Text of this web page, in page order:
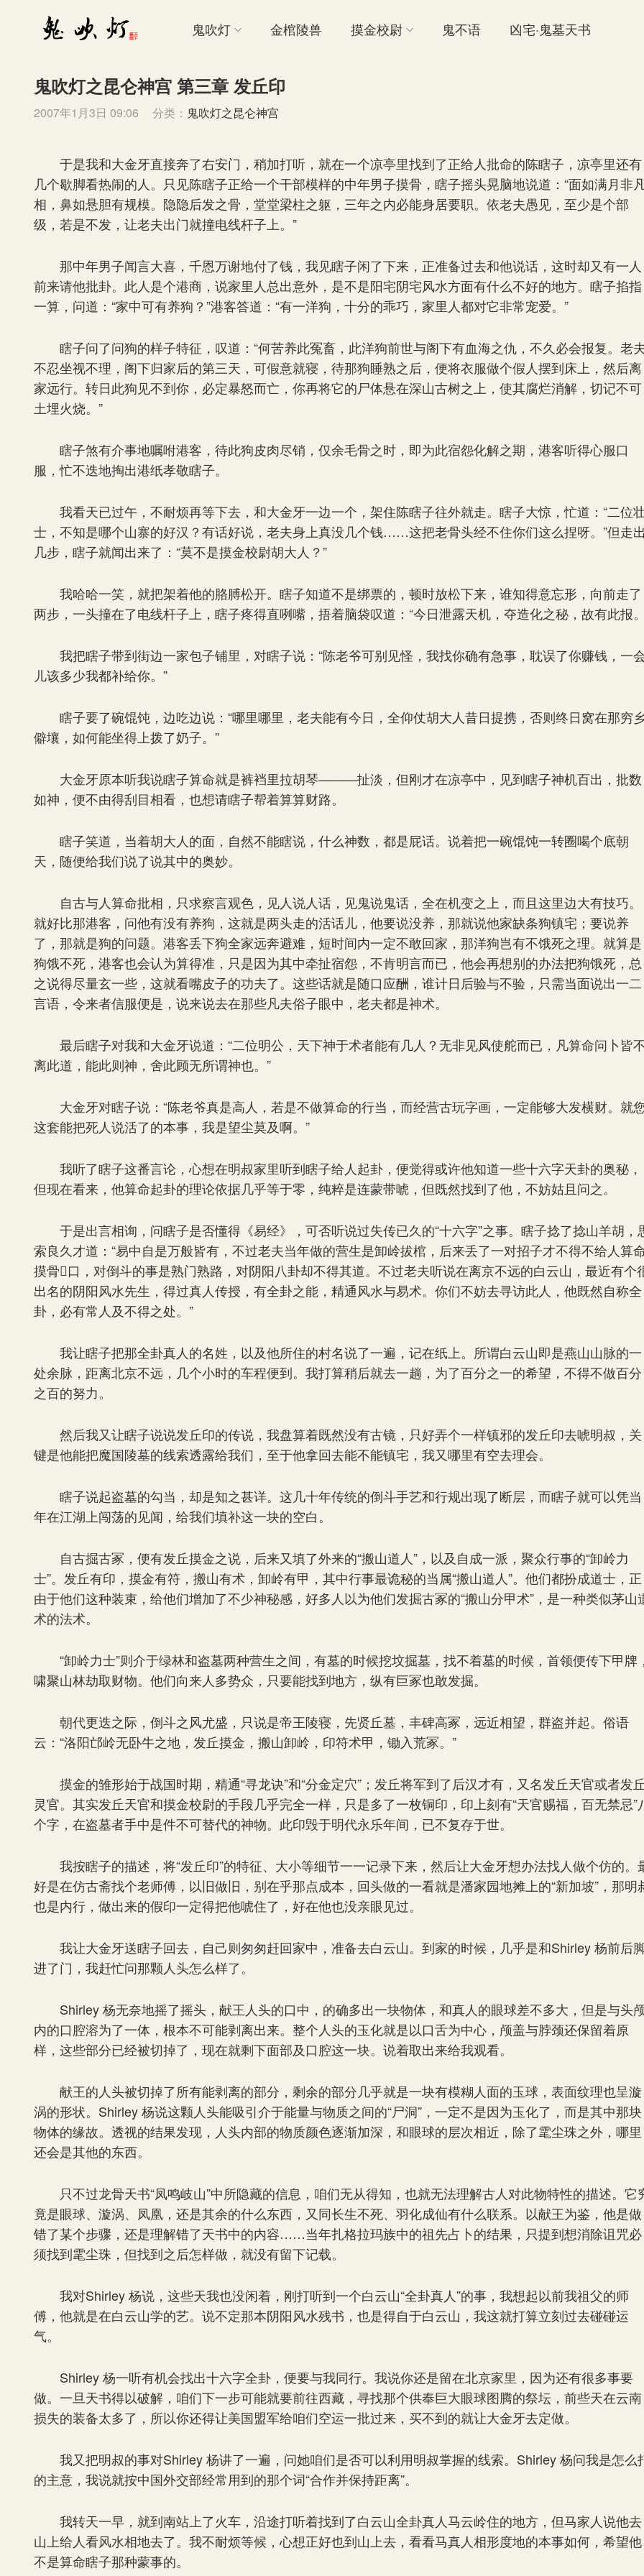
鬼吹灯 金棺陵兽 摸金校尉 鬼不语 凶宅·鬼墓天书
鬼吹灯之昆仑神宫 第三章 发丘印
2007年1月3日 09:06 分类： 鬼吹灯之昆仑神宫
于是我和大金牙直接奔了右安门，稍加打听，就在一个凉亭里找到了正给人批命的陈瞎子，凉亭里还有
几个歇脚看热闹的人。只见陈瞎子正给一个干部模样的中年男子摸骨，瞎子摇头晃脑地说道：“面如满月非
相，鼻如悬胆有规模。隐隐后发之骨，堂堂梁柱之躯，三年之内必能身居要职。依老夫愚见，至少是个部
级，若是不发，让老夫出门就撞电线杆子上。”
那中年男子闻言大喜，千恩万谢地付了钱，我见瞎子闲了下来，正准备过去和他说话，这时却又有一人
前来请他批卦。此人是个港商，说家里人总出意外，是不是阳宅阴宅风水方面有什么不好的地方。瞎子掐指
一算，问道：“家中可有养狗？”港客答道：“有一洋狗，十分的乖巧，家里人都对它非常宠爱。”
瞎子问了问狗的样子特征，叹道：“何苦养此冤畜，此洋狗前世与阁下有血海之仇，不久必会报复。老
不忍坐视不理，阁下归家后的第三天，可假意就寝，待那狗睡熟之后，便将衣服做个假人摆到床上，然后离
家远行。转日此狗见不到你，必定暴怒而亡，你再将它的尸体悬在深山古树之上，使其腐烂消解，切记不可
土埋火烧。”
瞎子煞有介事地嘱咐港客，待此狗皮肉尽销，仅余毛骨之时，即为此宿怨化解之期，港客听得心服口
服，忙不迭地掏出港纸孝敬瞎子。
我看天已过午，不耐烦再等下去，和大金牙一边一个，架住陈瞎子往外就走。瞎子大惊，忙道：“二位
士，不知是哪个山寨的好汉？有话好说，老夫身上真没几个钱……这把老骨头经不住你们这么捏呀。”但走
几步，瞎子就闻出来了：“莫不是摸金校尉胡大人？”
我哈哈一笑，就把架着他的胳膊松开。瞎子知道不是绑票的，顿时放松下来，谁知得意忘形，向前走了
两步，一头撞在了电线杆子上，瞎子疼得直咧嘴，捂着脑袋叹道：“今日泄露天机，夺造化之秘，故有此报
我把瞎子带到街边一家包子铺里，对瞎子说：“陈老爷可别见怪，我找你确有急事，耽误了你赚钱，一
儿该多少我都补给你。”
瞎子要了碗馄饨，边吃边说：“哪里哪里，老夫能有今日，全仰仗胡大人昔日提携，否则终日窝在那穷
僻壤，如何能坐得上拨了奶子。”
大金牙原本听我说瞎子算命就是裤裆里拉胡琴———扯淡，但刚才在凉亭中，见到瞎子神机百出，批数
如神，便不由得刮目相看，也想请瞎子帮着算算财路。
瞎子笑道，当着胡大人的面，自然不能瞎说，什么神数，都是屁话。说着把一碗馄饨一转圈喝个底朝
天，随便给我们说了说其中的奥妙。
自古与人算命批相，只求察言观色，见人说人话，见鬼说鬼话，全在机变之上，而且这里边大有技巧。
就好比那港客，问他有没有养狗，这就是两头走的活话儿，他要说没养，那就说他家缺条狗镇宅；要说养
了，那就是狗的问题。港客丢下狗全家远奔避难，短时间内一定不敢回家，那洋狗岂有不饿死之理。就算是
狗饿不死，港客也会认为算得准，只是因为其中牵扯宿怨，不肯明言而已，他会再想别的办法把狗饿死，总
之说得尽量玄一些，这就看嘴皮子的功夫了。这些话就是随口应酬，谁计日后验与不验，只需当面说出一二
言语，令来者信服便是，说来说去在那些凡夫俗子眼中，老夫都是神术。
最后瞎子对我和大金牙说道：“二位明公，天下神于术者能有几人？无非见风使舵而已，凡算命问卜皆
离此道，能此则神，舍此顾无所谓神也。”
大金牙对瞎子说：“陈老爷真是高人，若是不做算命的行当，而经营古玩字画，一定能够大发横财。就
这套能把死人说活了的本事，我是望尘莫及啊。”
我听了瞎子这番言论，心想在明叔家里听到瞎子给人起卦，便觉得或许他知道一些十六字天卦的奥秘，
但现在看来，他算命起卦的理论依据几乎等于零，纯粹是连蒙带唬，但既然找到了他，不妨姑且问之。
于是出言相询，问瞎子是否懂得《易经》，可否听说过失传已久的“十六字”之事。瞎子捻了捻山羊胡，
索良久才道：“易中自是万般皆有，不过老夫当年做的营生是卸岭拔棺，后来丢了一对招子才不得不给人算
摸骨口，对倒斗的事是熟门熟路，对阴阳八卦却不得其道。不过老夫听说在离京不远的白云山，最近有个
出名的阴阳风水先生，得过真人传授，有全卦之能，精通风水与易术。你们不妨去寻访此人，他既然自称全
卦，必有常人及不得之处。”
我让瞎子把那全卦真人的名姓，以及他所住的村名说了一遍，记在纸上。所谓白云山即是燕山山脉的一
处余脉，距离北京不远，几个小时的车程便到。我打算稍后就去一趟，为了百分之一的希望，不得不做百分
之百的努力。
然后我又让瞎子说说发丘印的传说，我盘算着既然没有古镜，只好弄个一样镇邪的发丘印去唬明叔，关
键是他能把魔国陵墓的线索透露给我们，至于他拿回去能不能镇宅，我又哪里有空去理会。
瞎子说起盗墓的勾当，却是知之甚详。这几十年传统的倒斗手艺和行规出现了断层，而瞎子就可以凭当
年在江湖上闯荡的见闻，给我们填补这一块的空白。
自古掘古冢，便有发丘摸金之说，后来又填了外来的“搬山道人”，以及自成一派，聚众行事的“卸岭力
士”。发丘有印，摸金有符，搬山有术，卸岭有甲，其中行事最诡秘的当属“搬山道人”。他们都扮成道士，正
由于他们这种装束，给他们增加了不少神秘感，好多人以为他们发掘古冢的“搬山分甲术”，是一种类似茅山
术的法术。
“卸岭力士”则介于绿林和盗墓两种营生之间，有墓的时候挖坟掘墓，找不着墓的时候，首领便传下甲牌
啸聚山林劫取财物。他们向来人多势众，只要能找到地方，纵有巨冢也敢发掘。
朝代更迭之际，倒斗之风尤盛，只说是帝王陵寝，先贤丘墓，丰碑高冢，远近相望，群盗并起。俗语
云：“洛阳邙岭无卧牛之地，发丘摸金，搬山卸岭，印符术甲，锄入荒冢。”
摸金的雏形始于战国时期，精通“寻龙诀”和“分金定穴”；发丘将军到了后汉才有，又名发丘天官或者发
灵官。其实发丘天官和摸金校尉的手段几乎完全一样，只是多了一枚铜印，印上刻有“天官赐福，百无禁忌”
个字，在盗墓者手中是件不可替代的神物。此印毁于明代永乐年间，已不复存于世。
我按瞎子的描述，将“发丘印”的特征、大小等细节一一记录下来，然后让大金牙想办法找人做个仿的。
好是在仿古斋找个老师傅，以旧做旧，别在乎那点成本，回头做的一看就是潘家园地摊上的“新加坡”，那明
也是内行，做出来的假印一定得把他唬住了，好在他也没亲眼见过。
我让大金牙送瞎子回去，自己则匆匆赶回家中，准备去白云山。到家的时候，几乎是和Shirley 杨前后
进了门，我赶忙问那颗人头怎么样了。
Shirley 杨无奈地摇了摇头，献王人头的口中，的确多出一块物体，和真人的眼球差不多大，但是与头
内的口腔溶为了一体，根本不可能剥离出来。整个人头的玉化就是以口舌为中心，颅盖与脖颈还保留着原
样，这些部分已经被切掉了，现在就剩下面部及口腔这一块。说着取出来给我观看。
献王的人头被切掉了所有能剥离的部分，剩余的部分几乎就是一块有模糊人面的玉球，表面纹理也呈漩
涡的形状。Shirley 杨说这颗人头能吸引介于能量与物质之间的“尸洞”，一定不是因为玉化了，而是其中那块
物体的缘故。透视的结果发现，人头内部的物质颜色逐渐加深，和眼球的层次相近，除了雮尘珠之外，哪里
还会是其他的东西。
只不过龙骨天书“凤鸣岐山”中所隐藏的信息，咱们无从得知，也就无法理解古人对此物特性的描述。它
竟是眼球、漩涡、凤凰，还是其余的什么东西，又同长生不死、羽化成仙有什么联系。以献王为鉴，他是做
错了某个步骤，还是理解错了天书中的内容……当年扎格拉玛族中的祖先占卜的结果，只提到想消除诅咒必
须找到雮尘珠，但找到之后怎样做，就没有留下记载。
我对Shirley 杨说，这些天我也没闲着，刚打听到一个白云山“全卦真人”的事，我想起以前我祖父的师
傅，他就是在白云山学的艺。说不定那本阴阳风水残书，也是得自于白云山，我这就打算立刻过去碰碰运
气。
Shirley 杨一听有机会找出十六字全卦，便要与我同行。我说你还是留在北京家里，因为还有很多事要
做。一旦天书得以破解，咱们下一步可能就要前往西藏，寻找那个供奉巨大眼球图腾的祭坛，前些天在云南
损失的装备太多了，所以你还得让美国盟军给咱们空运一批过来，买不到的就让大金牙去定做。
我又把明叔的事对Shirley 杨讲了一遍，问她咱们是否可以利用明叔掌握的线索。Shirley 杨问我是怎么
的主意，我说就按中国外交部经常用到的那个词“合作并保持距离”。
我转天一早，就到南站上了火车，沿途打听着找到了白云山全卦真人马云岭住的地方，但马家人说他去
山上给人看风水相地去了。我不耐烦等候，心想正好也到山上去，看看马真人相形度地的本事如何，希望他
不是算命瞎子那种蒙事的。